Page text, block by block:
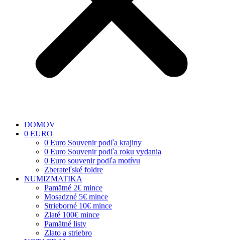
DOMOV
0 EURO
0 Euro Souvenir podľa krajiny
0 Euro Souvenir podľa roku vydania
0 Euro souvenir podľa motívu
Zberateľské foldre
NUMIZMATIKA
Pamätné 2€ mince
Mosadzné 5€ mince
Strieborné 10€ mince
Zlaté 100€ mince
Pamätné listy
Zlato a striebro